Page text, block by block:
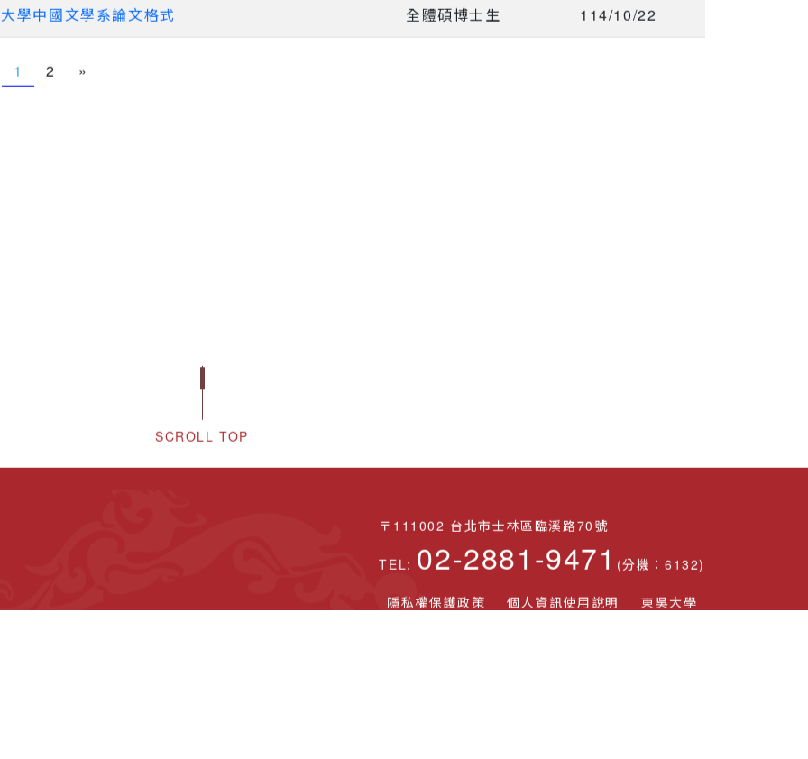
學中國文學系論文格式 全體碩博士生 114/10/22
1 2 »
SCROLL TOP
〒111002 台北市士林區臨溪路70號
TEL: 02-2881-9471 (分機：6132)
隱私權保護政策 個人資訊使用說明 東吳大學